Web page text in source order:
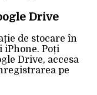
Drive
de stocare în
Poți
Drive, accesa
pe